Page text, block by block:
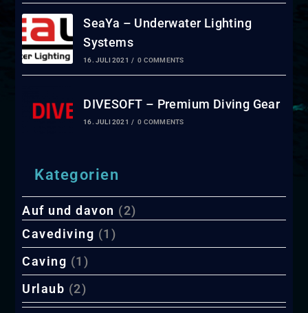
SeaYa – Underwater Lighting
Systems
16. JULI 2021 / 0 COMMENTS
DIVESOFT – Premium Diving Gear
16. JULI 2021 / 0 COMMENTS
Kategorien
Auf und davon (2)
Cavediving (1)
Caving (1)
Urlaub (2)